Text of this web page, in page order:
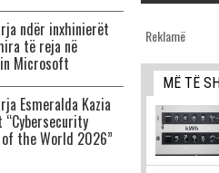
ndër inxhinierët
të reja në
Microsoft
Esmeralda Kazia
“Cybersecurity
the World 2026”
Reklamë
MË TË